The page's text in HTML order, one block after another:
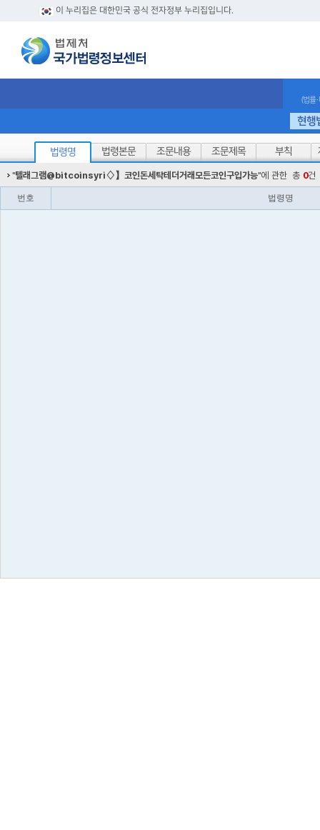
이 누리집은 대한민국 공식 전자정부 누리집입니다.
(법률
현행
법령명 법령본문 조문내용 조문제목 부칙
"텔래그램@bitcoinsyri♢】코인돈세탁테더거래모든코인구입가능"에 관한 총 0건
번호 법령명